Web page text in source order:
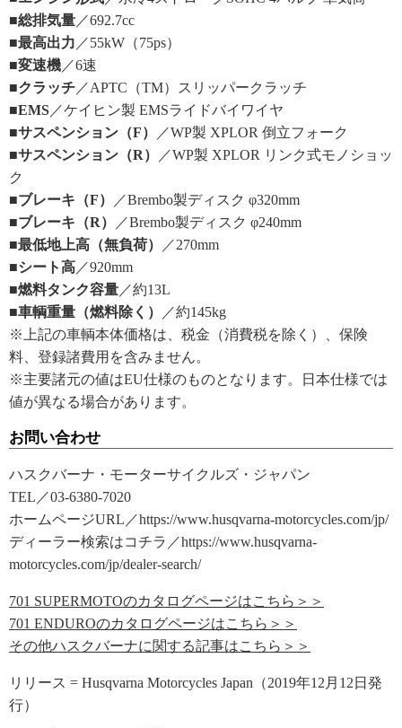
■総排気量 ／692.7cc
■最高出力 ／55kW（75ps）
■変速機 ／6速
■クラッチ ／APTC（TM）スリッパークラッチ
■EMS ／ケイヒン製 EMSライドバイワイヤ
■サスペンション（F）
／WP製 XPLOR 倒立フォーク
■サスペンション（R）
／WP製 XPLOR リンク式モノショッ
ク
■ブレーキ（F）
／Brembo製ディスク φ320mm
■ブレーキ（R）
／Brembo製ディスク φ240mm
■最低地上高（無負荷）
／270mm
■シート高 ／920mm
■燃料タンク容量 ／約13L
■車輌重量（燃料除く）
／約145kg
※上記の車輌本体価格は、税金（消費税を除く）、保険
料、登録諸費用を含みません。
※主要諸元の値はEU仕様のものとなります。日本仕様では
値が異なる場合があります。
お問い合わせ
ハスクバーナ・モーターサイクルズ・ジャパン
TEL／03-6380-7020
ホームページURL／https://www.husqvarna-motorcycles.com/jp/
ディーラー検索はコチラ／https://www.husqvarna-
motorcycles.com/jp/dealer-search/
701 SUPERMOTOのカタログページはこちら＞＞
701 ENDUROのカタログページはこちら＞＞
その他ハスクバーナに関する記事はこちら＞＞
リリース = Husqvarna Motorcycles Japan（2019年12月12日発
行）